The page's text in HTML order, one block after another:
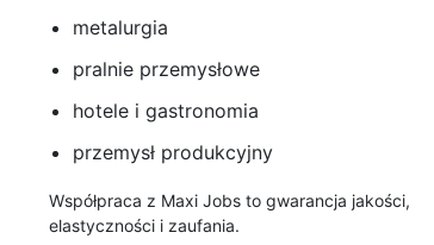
metalurgia
pralnie przemysłowe
hotele i gastronomia
przemysł produkcyjny
Współpraca z Maxi Jobs to gwarancja jakości,
elastyczności i zaufania.